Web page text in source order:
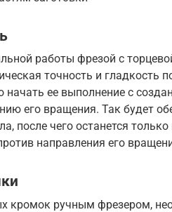
работы фрезой с
точность и гладкость
ее выполнение с
его вращения. Так будет
после чего останется
направления его
кромок ручным фрезером,